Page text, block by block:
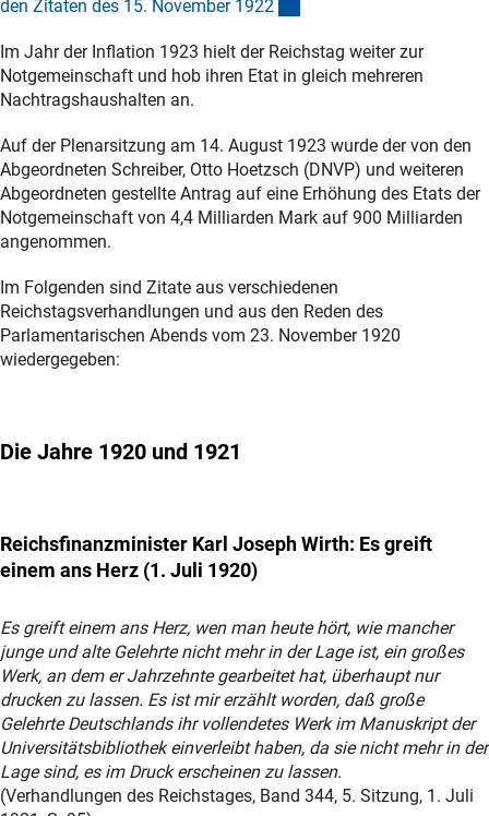
den Zitaten des 15. November 1922
Im Jahr der Inflation 1923 hielt der Reichstag weiter zur
Notgemeinschaft und hob ihren Etat in gleich mehreren
Nachtragshaushalten an.
Auf der Plenarsitzung am 14. August 1923 wurde der von den
Abgeordneten Schreiber, Otto Hoetzsch (DNVP) und weiteren
Abgeordneten gestellte Antrag auf eine Erhöhung des Etats der
Notgemeinschaft von 4,4 Milliarden Mark auf 900 Milliarden
angenommen.
Im Folgenden sind Zitate aus verschiedenen
Reichstagsverhandlungen und aus den Reden des
Parlamentarischen Abends vom 23. November 1920
wiedergegeben:
Die Jahre 1920 und 1921
Reichsfinanzminister Karl JosephWirth: Es greift
einem ans Herz (1. Juli 1920)
Es greift einem ans Herz, wen man heute hört, wie mancher
junge und alte Gelehrte nicht mehr in der Lage ist, ein großes
Werk, an dem er Jahrzehnte gearbeitet hat, überhaupt nur
drucken zu lassen. Es ist mir erzählt worden, daß große
Gelehrte Deutschlands ihr vollendetes Werk im Manuskript der
Universitätsbibliothek einverleibt haben, da sie nicht mehr in der
Lage sind, es im Druck erscheinen zu lassen.
(Verhandlungen des Reichstages, Band 344, 5. Sitzung, 1. Juli